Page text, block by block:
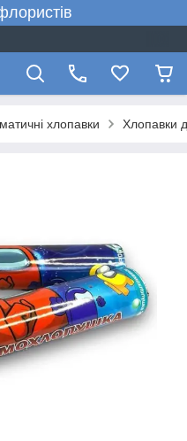
хлопавки Хлопавки